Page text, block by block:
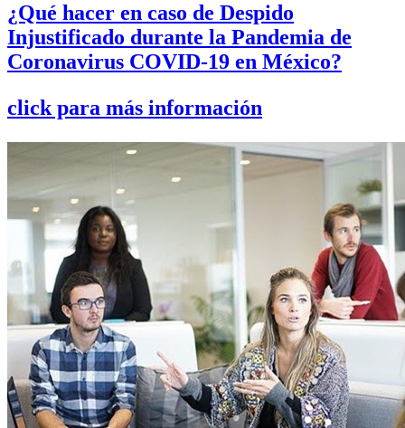
¿Qué hacer en caso de Despido
Injustificado durante la Pandemia de
Coronavirus COVID-19 en México?
click para más información